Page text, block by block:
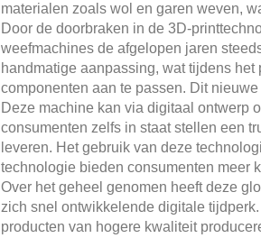
materialen zoals wol en garen weven,
Door de doorbraken in de 3D-
weefmachines de afgelopen jaren
handmatige aanpassing, wat tijdens
componenten aan te passen. Dit
Deze machine kan via digitaal ontwerp
consumenten zelfs in staat stellen een
leveren. Het gebruik van deze
technologie bieden consumenten meer
Over het geheel genomen heeft deze
zich snel ontwikkelende digitale
producten van hogere kwaliteit